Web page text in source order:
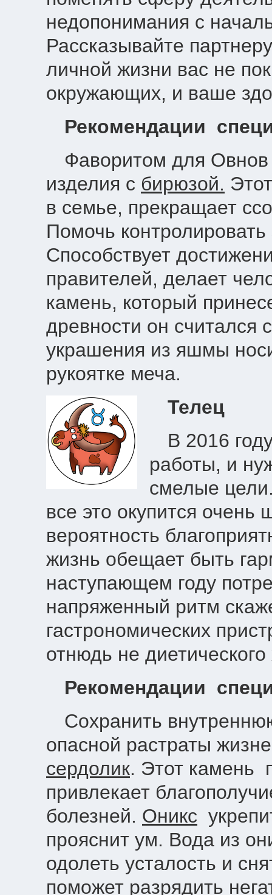
недопонимания с
Рассказывайте
личной жизни вас не
окружающих, и ваше
Рекомендации
Фаворитом для Овнов
изделия с бирюзой.
в семье, прекращает
Помочь
Способствует
правителей, делает
камень, который
древности он считался
украшения из яшмы
рукоятке меча.
Телец
В 2016
работы, и
смелые
все это окупится
вероятность
жизнь обещает быть
наступающем году
напряженный ритм
гастрономических
отнюдь не диетического
Рекомендации
Сохранить
опасной растраты
сердолик. Этот камень
привлекает
болезней. Оникс
прояснит ум. Вода из
одолеть усталость и
поможет разрядить